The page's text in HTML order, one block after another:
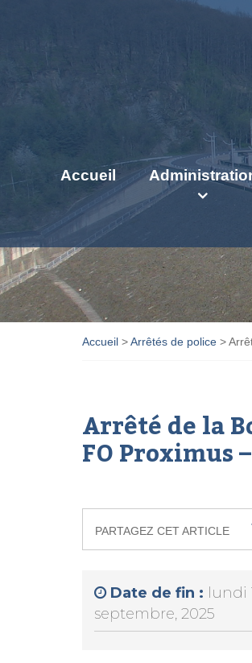
Accueil
Accueil >Arrêtés de police >
Arrêté de la
FO Proximus
PARTAGEZ CET ARTICLE
Date de fin : lundi
septembre, 2025